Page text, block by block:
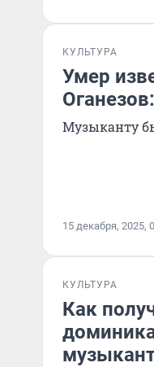
КУЛЬТУРА
Умер
Музыканту
15 декабря, 2025,
КУЛЬТУРА
Как